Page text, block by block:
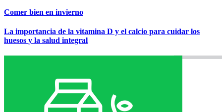
Comer bien en invierno
La importancia de la vitamina D y el calcio para cuidar los
huesos y la salud integral